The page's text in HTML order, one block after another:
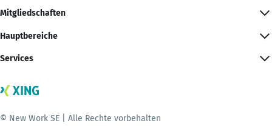
Mitgliedschaften
Hauptbereiche
Services
© New Work SE | Alle Rechte vorbehalten